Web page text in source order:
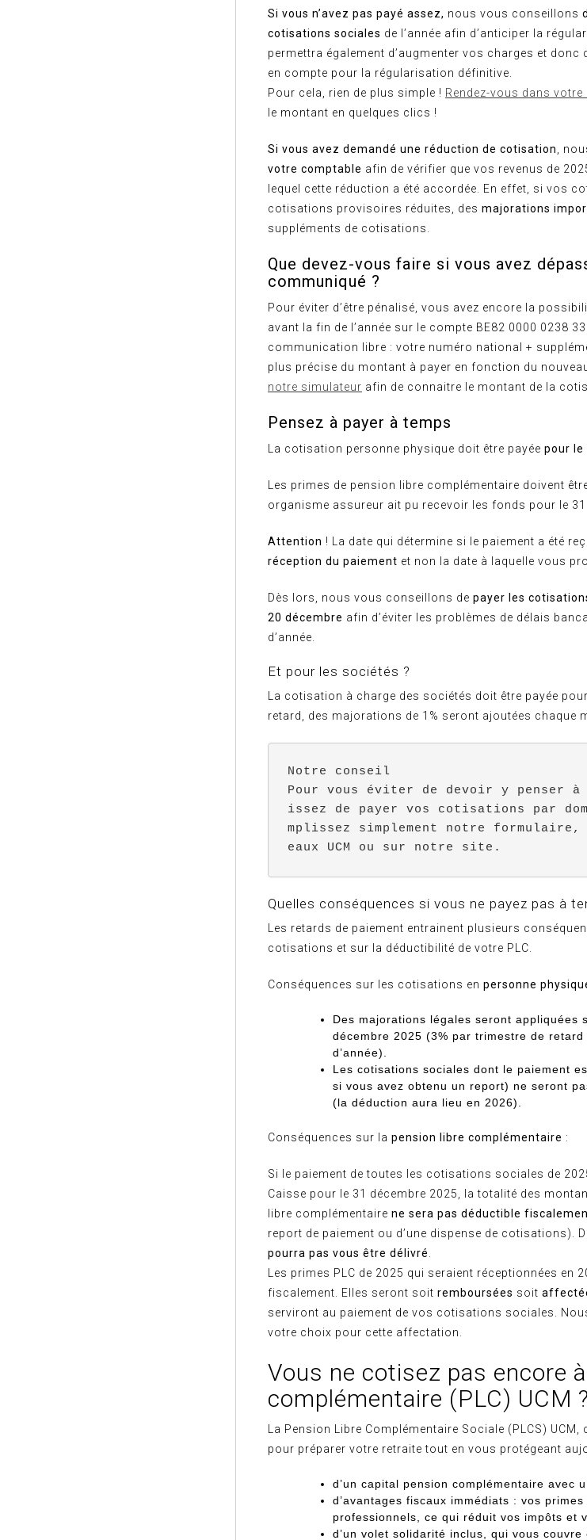
Si vous n’avez pas payé assez, nous vous conseillons
cotisations sociales de l’année afin d’anticiper la
permettra également d’augmenter vos charges et donc
en compte pour la régularisation définitive.
Pour cela, rien de plus simple ! Rendez-vous dans
le montant en quelques clics !
Si vous avez demandé une réduction de cotisation ,
votre comptable afin de vérifier que vos revenus de
lequel cette réduction a été accordée. En effet, si vos
cotisations provisoires réduites, des majorations
suppléments de cotisations.
Que devez-vous faire si vous avez
communiqué ?
Pour éviter d’être pénalisé, vous avez encore la
avant la fin de l’année sur le compte BE82 0000 0238
communication libre : votre numéro national +
plus précise du montant à payer en fonction du
notre simulateur afin de connaitre le montant de la
Pensez à payer à temps
La cotisation personne physique doit être payée pour le
Les primes de pension libre complémentaire doivent
organisme assureur ait pu recevoir les fonds pour le 31
Attention ! La date qui détermine si le paiement a été
réception du paiement et non la date à laquelle vous
Dès lors, nous vous conseillons de payer les
20 décembre afin d’éviter les problèmes de délais
d’année.
Et pour les sociétés ?
La cotisation à charge des sociétés doit être payée
retard, des majorations de 1% seront ajoutées chaque
Notre conseil
Pour vous éviter de devoir y penser
issez de payer vos cotisations par
mplissez simplement notre
eaux UCM ou sur notre site.
Quelles conséquences si vous ne payez pas à
Les retards de paiement entrainent plusieurs
cotisations et sur la déductibilité de votre PLC.
Conséquences sur les cotisations en personne
Des majorations légales seront appliquées
décembre 2025 (3% par trimestre de
d’année).
Les cotisations sociales dont le paiement
si vous avez obtenu un report) ne seront
(la déduction aura lieu en 2026).
Conséquences sur la pension libre complémentaire :
Si le paiement de toutes les cotisations sociales de
Caisse pour le 31 décembre 2025, la totalité des
libre complémentaire ne sera pas déductible
report de paiement ou d’une dispense de cotisations).
pourra pas vous être délivré
Les primes PLC de 2025 qui seraient réceptionnées en
fiscalement. Elles seront soit remboursées soit
serviront au paiement de vos cotisations sociales.
votre choix pour cette affectation.
Vous ne cotisez pas encore
complémentaire (PLC) UCM
La Pension Libre Complémentaire Sociale (PLCS)
pour préparer votre retraite tout en vous protégeant
d’un capital pension complémentaire avec
d’avantages fiscaux immédiats : vos
professionnels, ce qui réduit vos impôts et
d’un volet solidarité inclus , qui vous